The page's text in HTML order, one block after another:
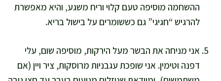
ההשחמה מוסיפה טעם קלוי וריח משגע, והיא מאפשרת
להרגיש “חגיגי” גם כששומרים על בישול בריא.
אני מניחה את הבשר מעל הירקות, מוסיפה שום, עלי
דפנה וטימין. אני שופכת עגבניות מרוסקות, ציר ויין (אם